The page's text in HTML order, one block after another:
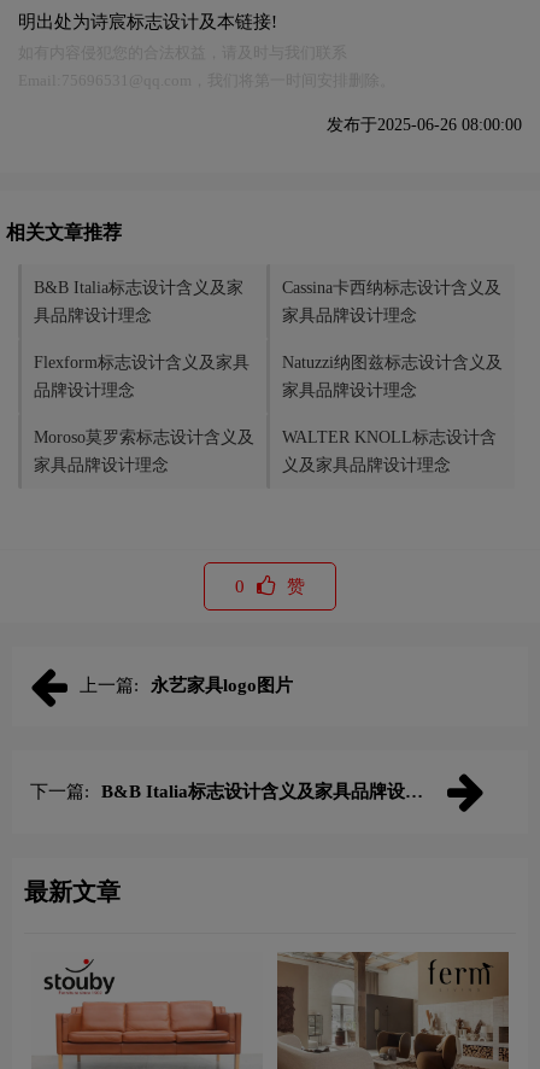
明出处为诗宸标志设计及本链接!
发布于2025-06-26 08:00:00
相关文章推荐
B&B Italia标志设计含义及家
具品牌设计理念
Cassina卡西纳标志设计含义及
家具品牌设计理念
Flexform标志设计含义及家具
品牌设计理念
Natuzzi纳图兹标志设计含义及
家具品牌设计理念
Moroso莫罗索标志设计含义及
家具品牌设计理念
WALTER KNOLL标志设计含
义及家具品牌设计理念
0 赞
上一篇: 永艺家具logo图片
下一篇:
B&B Italia标志设计含义及家具品牌设计
最新文章